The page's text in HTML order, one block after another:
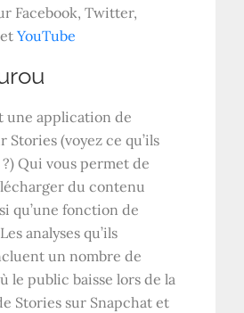
Facebook, Twitter,
etYouTube
une application de
(voyez ce qu’ils
Qui vous permet de
du contenu
qu’une fonction de
analyses qu’ils
un nombre de
le public baisse lors de la
Stories sur Snapchat et